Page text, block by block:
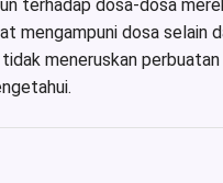
terhadap dosa-dosa
mengampuni dosa selain
meneruskan